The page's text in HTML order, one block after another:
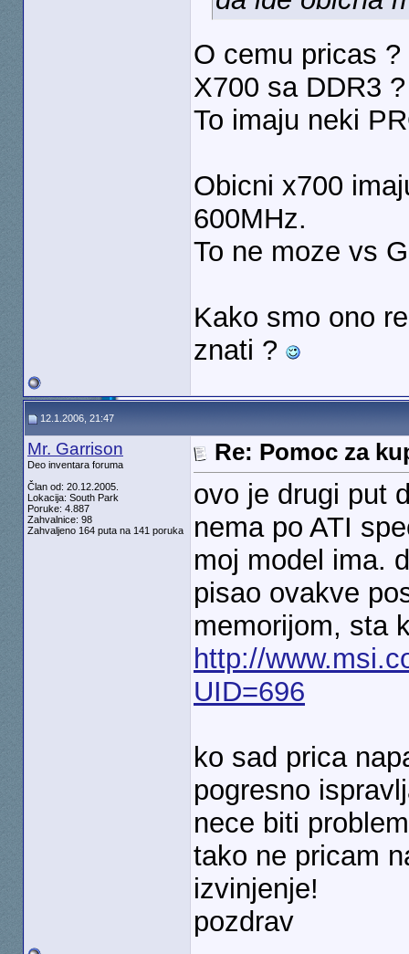
O cemu pricas ?
X700 sa DDR3 ?
To imaju neki
Obicni x700
600MHz.
To ne moze vs
Kako smo ono
znati ?
12.1.2006, 21:47
Mr. Garrison
Deo inventara foruma
Član od: 20.12.2005.
Lokacija: South Park
Poruke: 4.887
Zahvalnice: 98
Zahvaljeno 164 puta na 141 poruka
Re: Pomoc za
ovo je drugi put
nema po ATI
moj model ima.
pisao ovakve
memorijom, sta
http://
UID=696
ko sad prica
pogresno
nece biti
tako ne pricam
izvinjenje!
pozdrav